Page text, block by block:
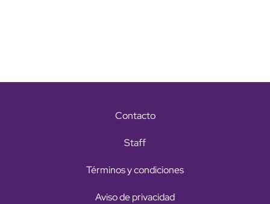
Contacto
Staff
Términos y condiciones
Aviso de privacidad